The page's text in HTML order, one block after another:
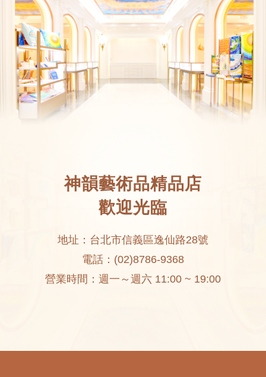
神韻藝術品精品店
歡迎光臨
地址：台北市信義區逸仙路28號
電話：(02)8786-9368
營業時間：週一～週六 11:00 ~ 19:00